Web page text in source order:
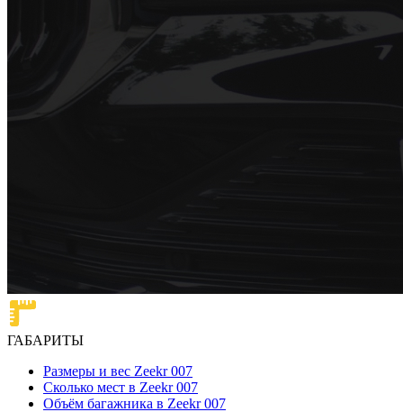
ГАБАРИТЫ
Размеры и вес Zeekr 007
Сколько мест в Zeekr 007
Объём багажника в Zeekr 007